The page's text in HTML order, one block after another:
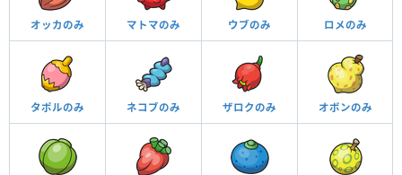
オッカのみ マトマのみ ウブのみ ロメのみ
タポルのみ ネコブのみ ザロクのみ オボンのみ